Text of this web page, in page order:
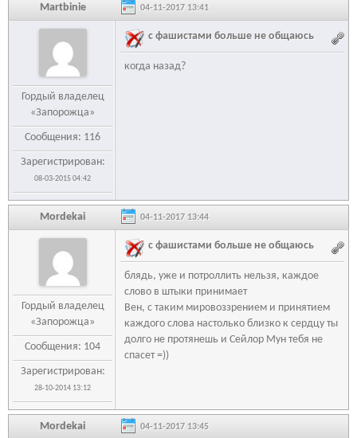
Martbinie 04-11-2017 13:41
Гордый владелец
«Запорожца»
Сообщения: 116
Зарегистрирован:
08-03-2015 04:42
с фашистами больше не общаюсь
когда назад?
Mordekai 04-11-2017 13:44
Гордый владелец
«Запорожца»
Сообщения: 104
Зарегистрирован:
28-10-2014 13:12
с фашистами больше не общаюсь
блядь, уже и потроллить нельзя, каждое
слово в штыки принимает
Вен, с таким мировоззрением и принятием
каждого слова настолько близко к сердцу ты
долго не протянешь и Сейлор Мун тебя не
спасет =))
Mordekai 04-11-2017 13:45